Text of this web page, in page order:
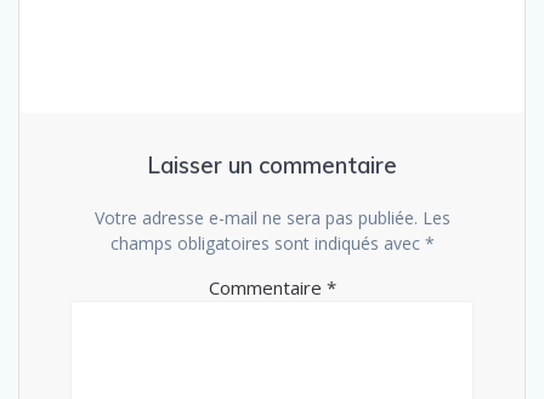
Laisser un commentaire
Votre adresse e-mail ne sera pas publiée. Les
champs obligatoires sont indiqués avec *
Commentaire *